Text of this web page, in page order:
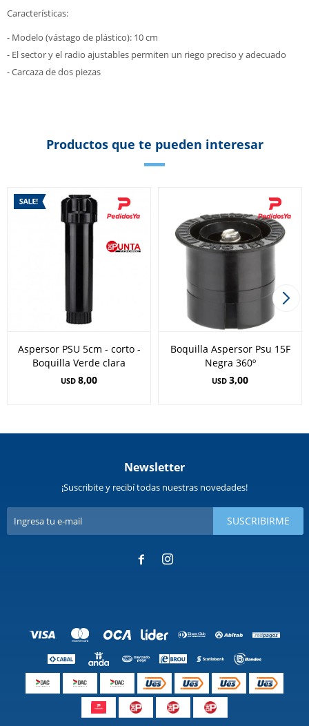
Características:
- Modelo (vástago de plástico): 10 cm
- El sector y el radio ajustables permiten un riego preciso y adecuado
- Carcaza de dos piezas
Productos que te pueden interesar
Aspersor PSU 5cm - corto -
Boquilla Verde clara
USD 8,00
Boquilla Aspersor Psu 15F
Negra 360º
USD 3,00
Newsletter
¡Suscribite y recibí todas nuestras novedades!
SUSCRIBIRME
 